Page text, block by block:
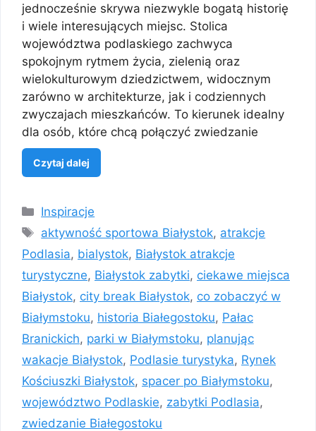
jednocześnie skrywa niezwykle bogatą historię
i wiele interesujących miejsc. Stolica
województwa podlaskiego zachwyca
spokojnym rytmem życia, zielenią oraz
wielokulturowym dziedzictwem, widocznym
zarówno w architekturze, jak i codziennych
zwyczajach mieszkańców. To kierunek idealny
dla osób, które chcą połączyć zwiedzanie
Czytaj dalej
Kategorie
Inspiracje
Tagi
aktywność sportowa Białystok, atrakcje
Podlasia, bialystok, Białystok atrakcje
turystyczne, Białystok zabytki, ciekawe miejsca
Białystok, city break Białystok, co zobaczyć w
Białymstoku, historia Białegostoku, Pałac
Branickich, parki w Białymstoku, planując
wakacje Białystok, Podlasie turystyka, Rynek
Kościuszki Białystok, spacer po Białymstoku,
województwo Podlaskie, zabytki Podlasia,
zwiedzanie Białegostoku